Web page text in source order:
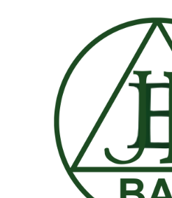
Zum Hauptinhalt springen